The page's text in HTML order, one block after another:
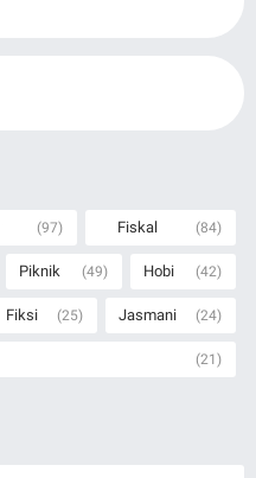
(97) Fiskal (84)
Piknik (49) Hobi (42)
Fiksi (25) Jasmani (24)
(21)